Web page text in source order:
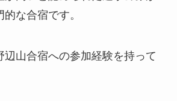
な合宿です。
辺山合宿への参加経験を持って